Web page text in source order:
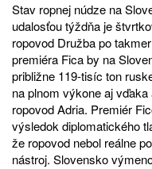
Stav ropnej núdze na
udalosťou týždňa je
ropovod Družba po
premiéra Fica by na
približne 119-tisíc ton
na plnom výkone aj
ropovod Adria. Premiér
výsledok diplomatického
že ropovod nebol reálne
nástroj. Slovensko